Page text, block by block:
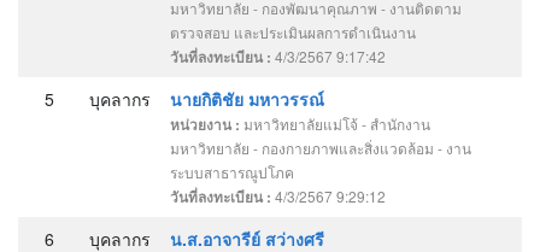
มหาวิทยาลัย - กองพัฒนาคุณภาพ - งานติดตาม
ตรวจสอบ และประเมินผลการดำเนินงาน
วันที่ลงทะเบียน : 4/3/2567 9:17:42
5 บุคลากร นายกิติชัย มหาวรรณ์
หน่วยงาน : มหาวิทยาลัยแม่โจ้ - สำนักงาน
มหาวิทยาลัย - กองกายภาพและสิ่งแวดล้อม - งาน
ระบบสาธารณูปโภค
วันที่ลงทะเบียน : 4/3/2567 9:29:12
6 บุคลากร น.ส.อาจารีย์ สว่างศรี